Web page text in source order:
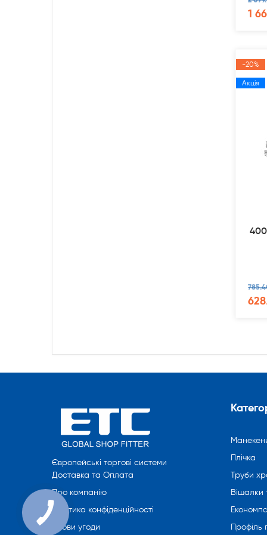
1
-20%
Акція
Європейські торгові системи
Доставка та Оплата
Про компанію
Політика конфіденційності
Умови угоди
Плічка
Труби
Вішалки
Профіль